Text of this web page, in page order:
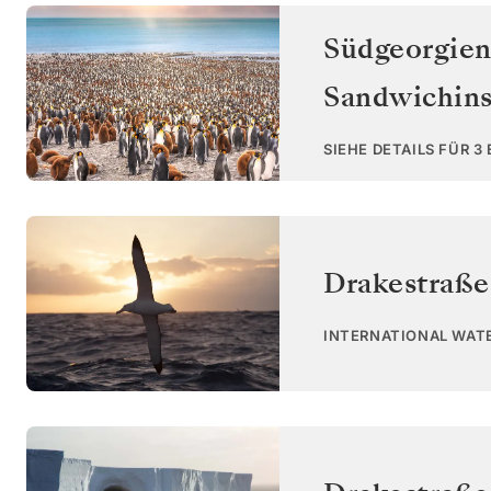
Südgeorgien
SIEHE DETAILS FÜR 3
Drakestraße
INTERNATIONAL